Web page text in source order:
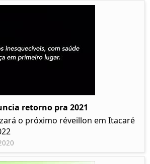
retorno pra 2021
o próximo réveillon em Itacaré